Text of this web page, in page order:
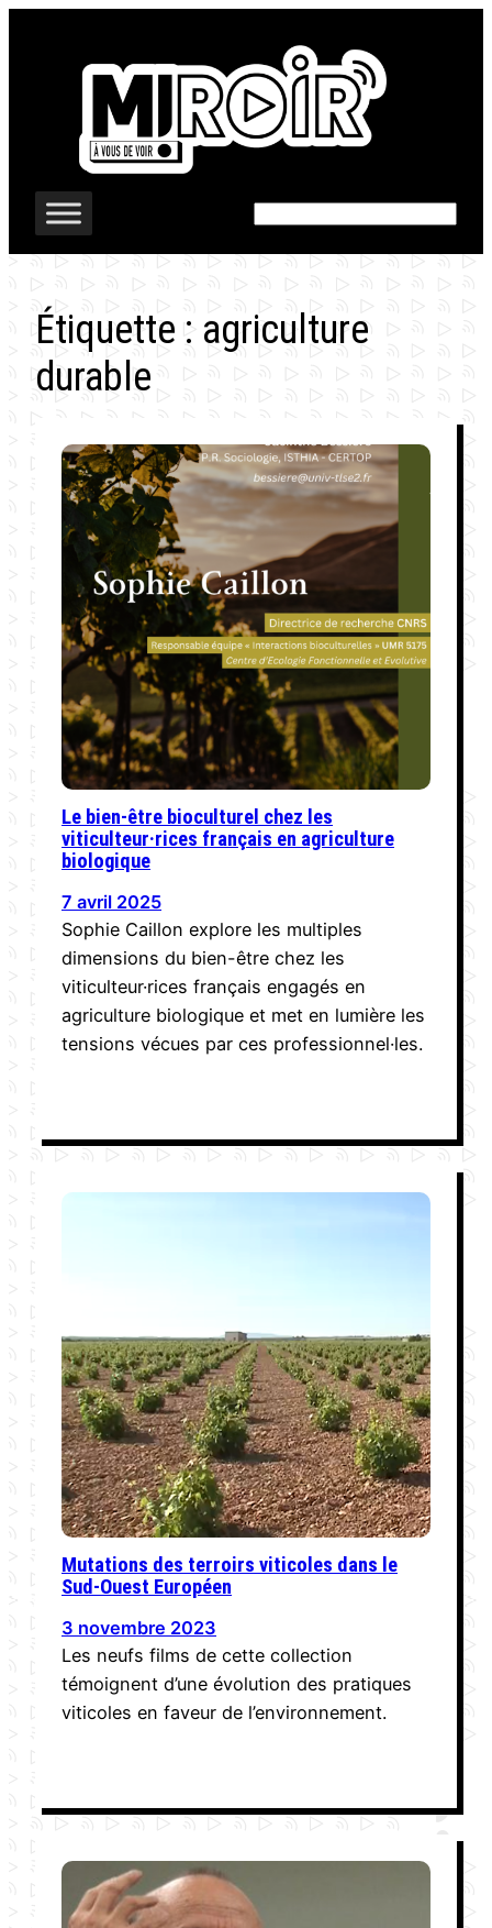
Étiquette : agriculture
durable
Le bien-être bioculturel chez les
viticulteur·rices français en agriculture
biologique
7 avril 2025
Sophie Caillon explore les multiples
dimensions du bien-être chez les
viticulteur·rices français engagés en
agriculture biologique et met en lumière les
tensions vécues par ces professionnel·les.
Mutations des terroirs viticoles dans le
Sud-Ouest Européen
3 novembre 2023
Les neufs films de cette collection
témoignent d’une évolution des pratiques
viticoles en faveur de l’environnement.